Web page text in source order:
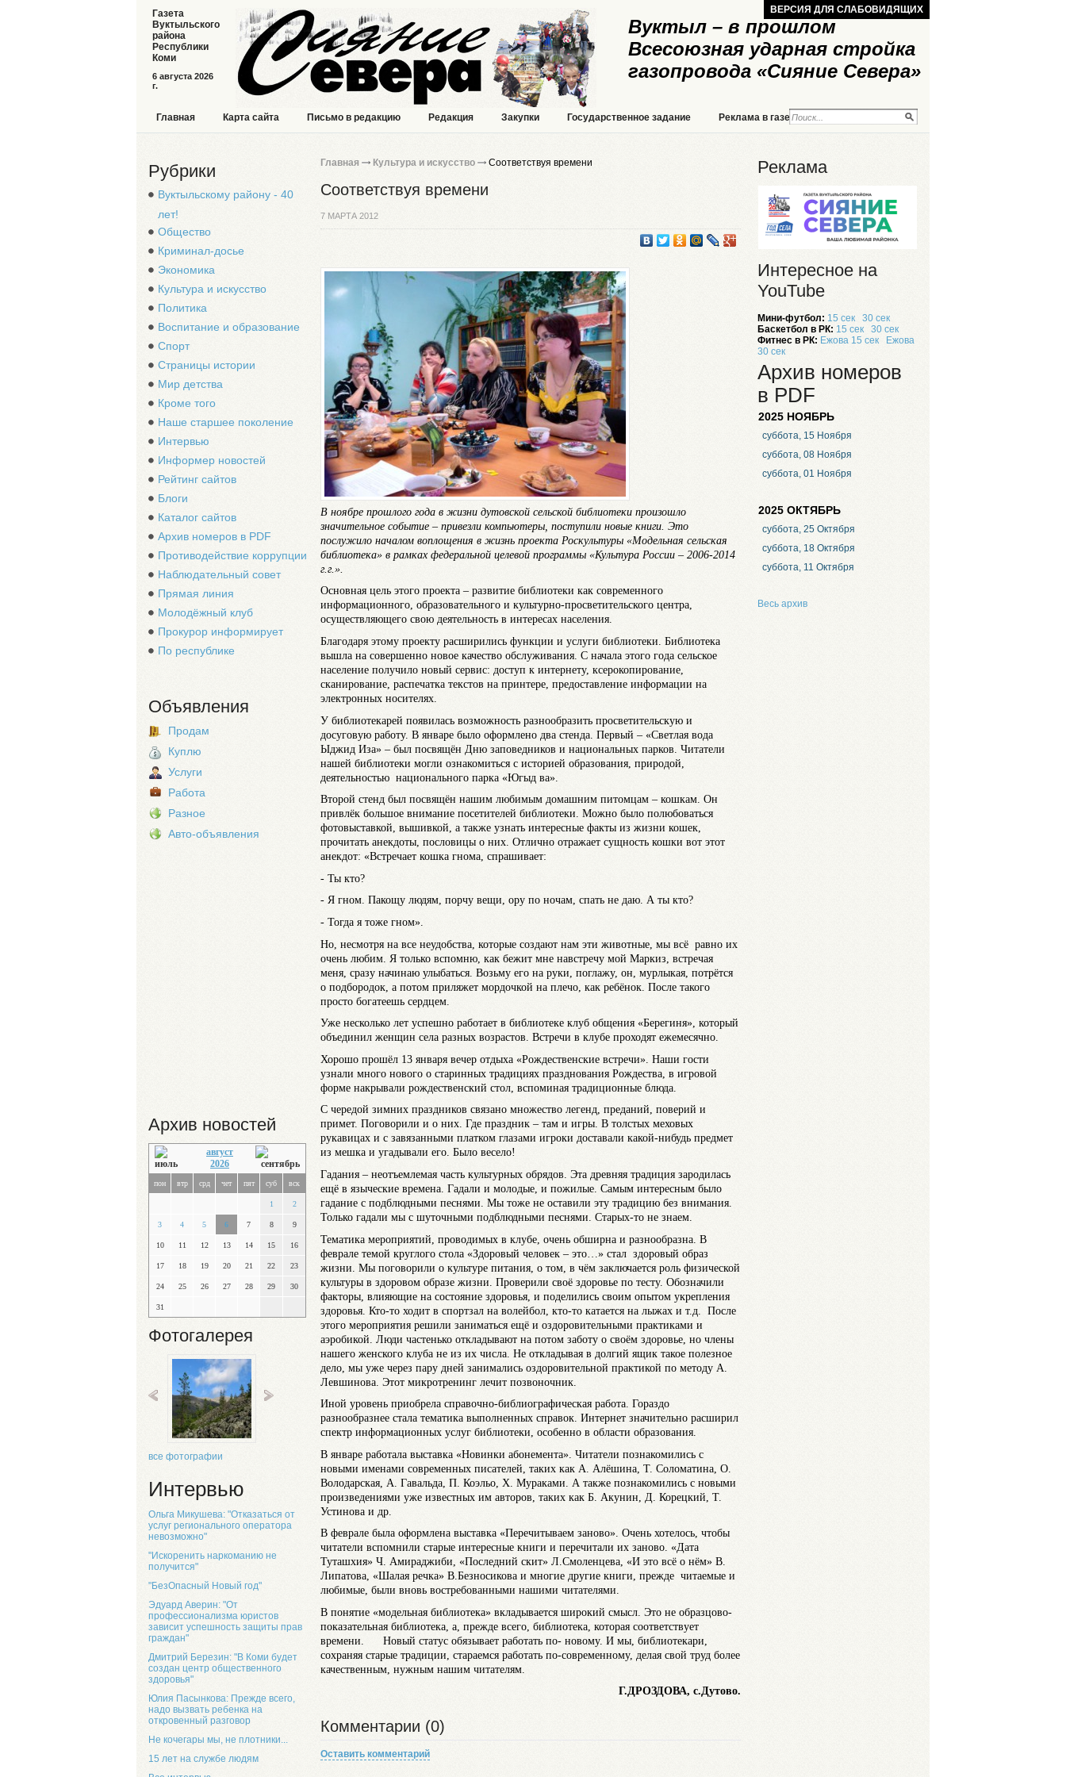
Вуктыл – в прошлом
Всесоюзная ударная стройка
газопровода «Сияние Севера»
6 августа 2026
г.
Газета
Вуктыльского
района
Республики
Коми
ВЕРСИЯ ДЛЯ СЛАБОВИДЯЩИХ
Главная Карта сайта Письмо в редакцию Редакция Закупки Государственное задание Реклама в газете Реклама на сайте
Рубрики
Вуктыльскому району - 40
лет!
Общество
Криминал-досье
Экономика
Культура и искусство
Политика
Воспитание и образование
Спорт
Страницы истории
Мир детства
Кроме того
Наше старшее поколение
Интервью
Информер новостей
Рейтинг сайтов
Блоги
Каталог сайтов
Архив номеров в PDF
Противодействие коррупции
Наблюдательный совет
Прямая линия
Молодёжный клуб
Прокурор информирует
По республике
Объявления
Продам
Куплю
Услуги
Работа
Разное
Авто-объявления
Архив новостей
август
2026
пон втр срд чет пят суб вск
1 2
3 4 5 6 7 8 9
10 11 12 13 14 15 16
17 18 19 20 21 22 23
24 25 26 27 28 29 30
31
Фотогалерея
все фотографии
Интервью
Ольга Микушева: "Отказаться от
услуг регионального оператора
невозможно"
"Искоренить наркоманию не
получится"
"БезОпасный Новый год"
Эдуард Аверин: "От
профессионализма юристов
зависит успешность защиты прав
граждан"
Дмитрий Березин: "В Коми будет
создан центр общественного
здоровья"
Юлия Пасынкова: Прежде всего,
надо вызвать ребенка на
откровенный разговор
Не кочегары мы, не плотники...
15 лет на службе людям
Главная Культура и искусство Соответствуя времени
Соответствуя времени
7 МАРТА 2012
В ноябре прошлого года в жизни дутовской сельской библиотеки произошло
значительное событие – привезли компьютеры, поступили новые книги. Это
послужило началом воплощения в жизнь проекта Роскультуры «Модельная сельская
библиотека» в рамках федеральной целевой программы «Культура России – 2006-2014
г.г.».
Основная цель этого проекта – развитие библиотеки как современного
информационного, образовательного и культурно-просветительского центра,
осуществляющего свою деятельность в интересах населения.
Благодаря этому проекту расширились функции и услуги библиотеки. Библиотека
вышла на совершенно новое качество обслуживания. С начала этого года сельское
население получило новый сервис: доступ к интернету, ксерокопирование,
сканирование, распечатка текстов на принтере, предоставление информации на
электронных носителях.
У библиотекарей появилась возможность разнообразить просветительскую и
досуговую работу. В январе было оформлено два стенда. Первый – «Светлая вода
Ыджид Иза» – был посвящён Дню заповедников и национальных парков. Читатели
нашей библиотеки могли ознакомиться с историей образования, природой,
деятельностью национального парка «Югыд ва».
Второй стенд был посвящён нашим любимым домашним питомцам – кошкам. Он
привлёк большое внимание посетителей библиотеки. Можно было полюбоваться
фотовыставкой, вышивкой, а также узнать интересные факты из жизни кошек,
прочитать анекдоты, пословицы о них. Отлично отражает сущность кошки вот этот
анекдот: «Встречает кошка гнома, спрашивает:
- Ты кто?
- Я гном. Пакощу людям, порчу вещи, ору по ночам, спать не даю. А ты кто?
- Тогда я тоже гном».
Но, несмотря на все неудобства, которые создают нам эти животные, мы всё равно их
очень любим. Я только вспомню, как бежит мне навстречу мой Маркиз, встречая
меня, сразу начинаю улыбаться. Возьму его на руки, поглажу, он, мурлыкая, потрётся
о подбородок, а потом приляжет мордочкой на плечо, как ребёнок. После такого
просто богатеешь сердцем.
Уже несколько лет успешно работает в библиотеке клуб общения «Берегиня», который
объединил женщин села разных возрастов. Встречи в клубе проходят ежемесячно.
Хорошо прошёл 13 января вечер отдыха «Рождественские встречи». Наши гости
узнали много нового о старинных традициях празднования Рождества, в игровой
форме накрывали рождественский стол, вспоминая традиционные блюда.
С чередой зимних праздников связано множество легенд, преданий, поверий и
примет. Поговорили и о них. Где праздник – там и игры. В толстых меховых
рукавицах и с завязанными платком глазами игроки доставали какой-нибудь предмет
из мешка и угадывали его. Было весело!
Гадания – неотъемлемая часть культурных обрядов. Эта древняя традиция зародилась
ещё в языческие времена. Гадали и молодые, и пожилые. Самым интересным было
гадание с подблюдными песнями. Мы тоже не оставили эту традицию без внимания.
Только гадали мы с шуточными подблюдными песнями. Старых-то не знаем.
Тематика мероприятий, проводимых в клубе, очень обширна и разнообразна. В
феврале темой круглого стола «Здоровый человек – это…» стал здоровый образ
жизни. Мы поговорили о культуре питания, о том, в чём заключается роль физической
культуры в здоровом образе жизни. Проверили своё здоровье по тесту. Обозначили
факторы, влияющие на состояние здоровья, и поделились своим опытом укрепления
здоровья. Кто-то ходит в спортзал на волейбол, кто-то катается на лыжах и т.д. После
этого мероприятия решили заниматься ещё и оздоровительными практиками и
аэробикой. Люди частенько откладывают на потом заботу о своём здоровье, но члены
нашего женского клуба не из их числа. Не откладывая в долгий ящик такое полезное
дело, мы уже через пару дней занимались оздоровительной практикой по методу А.
Левшинова. Этот микротренинг лечит позвоночник.
Иной уровень приобрела справочно-библиографическая работа. Гораздо
разнообразнее стала тематика выполненных справок. Интернет значительно расширил
спектр информационных услуг библиотеки, особенно в области образования.
В январе работала выставка «Новинки абонемента». Читатели познакомились с
новыми именами современных писателей, таких как А. Алёшина, Т. Соломатина, О.
Володарская, А. Гавальда, П. Коэльо, Х. Мураками. А также познакомились с новыми
произведениями уже известных им авторов, таких как Б. Акунин, Д. Корецкий, Т.
Устинова и др.
В феврале была оформлена выставка «Перечитываем заново». Очень хотелось, чтобы
читатели вспомнили старые интересные книги и перечитали их заново. «Дата
Туташхия» Ч. Амираджиби, «Последний скит» Л.Смоленцева, «И это всё о нём» В.
Липатова, «Шалая речка» В.Безносикова и многие другие книги, прежде читаемые и
любимые, были вновь востребованными нашими читателями.
В понятие «модельная библиотека» вкладывается широкий смысл. Это не образцово-
показательная библиотека, а, прежде всего, библиотека, которая соответствует
времени. Новый статус обязывает работать по- новому. И мы, библиотекари,
сохраняя старые традиции, стараемся работать по-современному, делая свой труд более
качественным, нужным нашим читателям.
Г.ДРОЗДОВА, с.Дутово.
Комментарии (0)
Оставить комментарий
Реклама
Интересное на
YouTube
Мини-футбол: 15 сек
30 сек
Баскетбол в РК: 15 сек
30 сек
Фитнес в РК: Ежова 15 сек
Ежова
30 сек
Архив номеров
в PDF
2025 НОЯБРЬ
суббота, 15 Ноября
суббота, 08 Ноября
суббота, 01 Ноября
2025 ОКТЯБРЬ
суббота, 25 Октября
суббота, 18 Октября
суббота, 11 Октября
Весь архив